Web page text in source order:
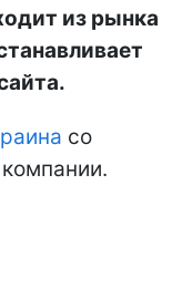
из рынка
со
компании.